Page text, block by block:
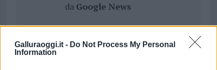
Galluraoggi.it - Do Not Process My Personal
Information
da Google News
Condividi l'articolo